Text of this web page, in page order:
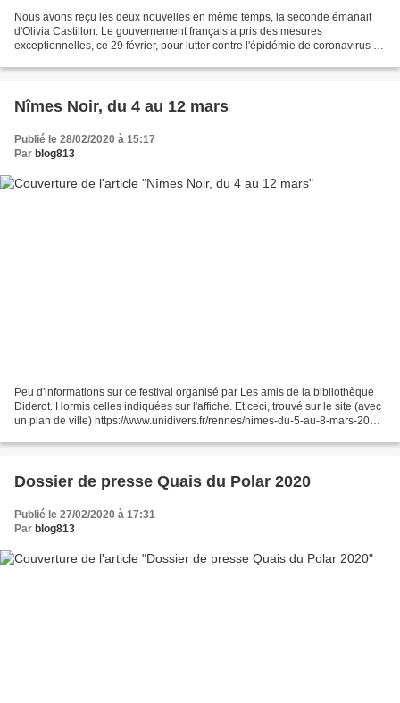
Nous avons reçu les deux nouvelles en même temps, la seconde émanait
d'Olivia Castillon. Le gouvernement français a pris des mesures
exceptionnelles, ce 29 février, pour lutter contre l'épidémie de coronavirus :
Nîmes Noir, du 4 au 12 mars
Publié le 28/02/2020 à 15:17
Par blog813
Peu d'informations sur ce festival organisé par Les amis de la bibliothèque
Diderot. Hormis celles indiquées sur l'affiche. Et ceci, trouvé sur le site (avec
un plan de ville) https://www.unidivers.fr/rennes/nimes-du-5-au-8-mars-2020-
Dossier de presse Quais du Polar 2020
Publié le 27/02/2020 à 17:31
Par blog813